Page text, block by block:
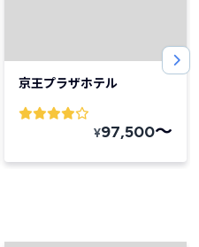
京王プラザホテル
¥97,500〜